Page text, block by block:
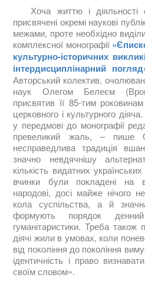
Хоча життю і діяльності
присвячені окремі наукові
межами, проте необхідно
комплексної монографії
культурно-історичних
інтердисциплінарний
Авторський колектив,
наук Олегом Белеєм
присвятив її 85-тим
церковного і культурного
у передмові до монографії
превеликий жаль, –
несправедлива традиція
значно невдячнішу
кількість видатних
вчинки були покладені на
народові, досі майже нічого
кола суспільства, а й
формують порядок денний
гуманітаристики. Треба також
діячі жили в умовах, коли
від покоління до покоління
ідентичність і право
своїм словом».